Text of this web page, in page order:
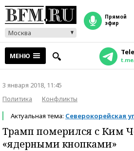
Москва
прямой
эфир
МЕНЮ
3 января 2018, 11:45
Политика
Конфликты
Актуальная тема: Северокорейская
Трамп померился с Ким
«ядерными кнопками»